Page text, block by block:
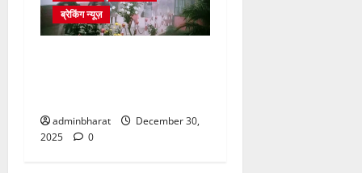
ब्रेकिंग न्यूज़
adminbharat
December 30,
2025
0